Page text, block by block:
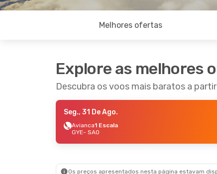
Melhores ofertas
Explore as melhores
Descubra os voos mais baratos a
Seg., 31 De Ago.
Avianca1 Escala
GYE- SAO
Os preços apresentados nesta página estavam